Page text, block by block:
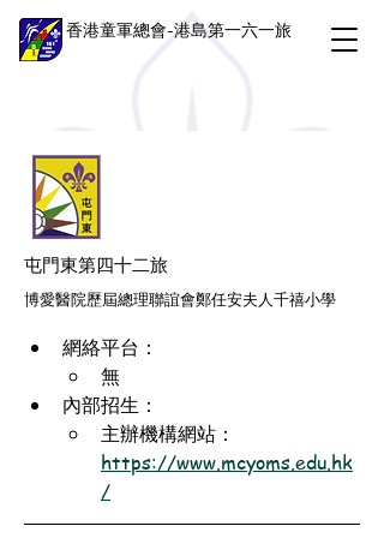
香港童軍總會-港島第一六一旅
屯門東第四十二旅
博愛醫院歷屆總理聯誼會鄭任安夫人千禧小學
網絡平台：
無
內部招生：
主辦機構網站：
https://www.mcyoms.edu.hk
/